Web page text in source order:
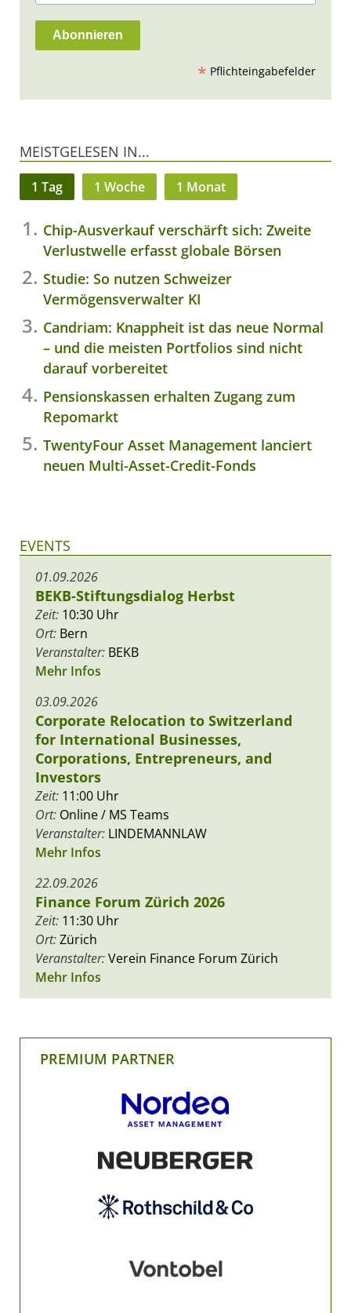
* Pflichteingabefelder
MEISTGELESEN IN...
1 Tag 1 Woche 1 Monat
Chip-Ausverkauf verschärft sich: Zweite
Verlustwelle erfasst globale Börsen
Studie: So nutzen Schweizer
Vermögensverwalter KI
Candriam: Knappheit ist das neue Normal
– und die meisten Portfolios sind nicht
darauf vorbereitet
Pensionskassen erhalten Zugang zum
Repomarkt
TwentyFour Asset Management lanciert
neuen Multi-Asset-Credit-Fonds
EVENTS
01.09.2026
BEKB-Stiftungsdialog Herbst
Zeit: 10:30 Uhr
Ort: Bern
Veranstalter: BEKB
Mehr Infos
03.09.2026
Corporate Relocation to Switzerland
for International Businesses,
Corporations, Entrepreneurs, and
Investors
Zeit: 11:00 Uhr
Ort: Online / MS Teams
Veranstalter: LINDEMANNLAW
Mehr Infos
22.09.2026
Finance Forum Zürich 2026
Zeit: 11:30 Uhr
Ort:Zürich
Veranstalter:Verein Finance Forum Zürich
Mehr Infos
PREMIUM PARTNER